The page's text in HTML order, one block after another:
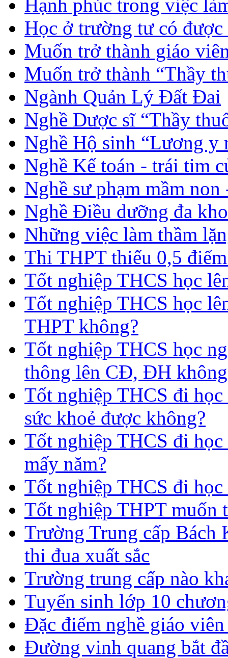
Hạnh phúc trong việc
Học ở trường tư có
Muốn trở thành giáo
Muốn trở thành “Thầy
Ngành Quản Lý Đất Đai
Nghề Dược sĩ “Thầy
Nghề Hộ sinh “Lương y
Nghề Kế toán - trái tim
Nghề sư phạm mầm
Nghề Điều dưỡng đa
Những việc làm thầm
Thi THPT thiếu 0,5
Tốt nghiệp THCS học
Tốt nghiệp THCS học
THPT không?
Tốt nghiệp THCS học
thông lên CĐ, ĐH
Tốt nghiệp THCS đi học
sức khoẻ được không?
Tốt nghiệp THCS đi
mấy năm?
Tốt nghiệp THCS đi
Tốt nghiệp THPT muốn
Trường Trung cấp Bách
thi đua xuất sắc
Trường trung cấp nào
Tuyển sinh lớp 10
Đặc điểm nghề giáo
Đường vinh quang bắt